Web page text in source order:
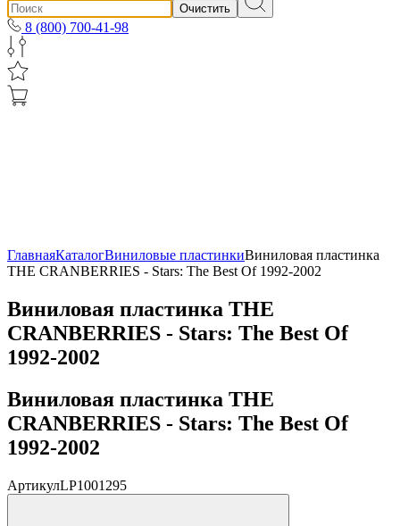
Очистить
8 (800) 700-41-98
ГлавнаяКаталогВиниловые пластинкиВиниловая пластинка
THE CRANBERRIES - Stars: The Best Of 1992-2002
Виниловая пластинка THE
CRANBERRIES - Stars: The Best Of
1992-2002
Виниловая пластинка THE
CRANBERRIES - Stars: The Best Of
1992-2002
АртикулLP1001295